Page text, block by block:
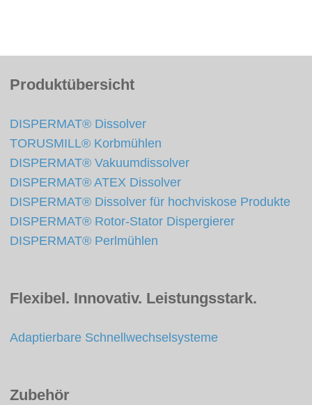
Produktübersicht
DISPERMAT® Dissolver
TORUSMILL® Korbmühlen
DISPERMAT® Vakuumdissolver
DISPERMAT® ATEX Dissolver
DISPERMAT® Dissolver für hochviskose Produkte
DISPERMAT® Rotor-Stator Dispergierer
DISPERMAT® Perlmühlen
Flexibel. Innovativ. Leistungsstark.
Adaptierbare Schnellwechselsysteme
Zubehör